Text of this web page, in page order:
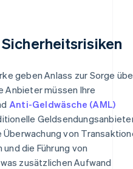
geben Anlass zur Sorge
Anbieter müssen Ihre
Anti-Geldwäsche (AML)
von
die Führung von
zusätzlichen Aufwand